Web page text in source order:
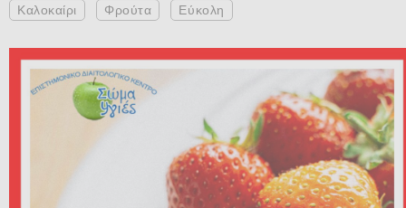
Καλοκαίρι Φρούτα Εύκολη